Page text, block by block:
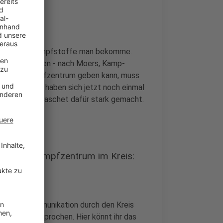
welche Impfstoffe man bekomme.
kommen - nach Moers, Kamp-
Impfzentrum geben kann, muss
haben sich jetzt noch einmal
Laschet dafür stark gemacht.
zweiten Impfzentrum im Kreis:
die Kommunikation durch den Kreis
gesprochen. Hier könnt ihr das